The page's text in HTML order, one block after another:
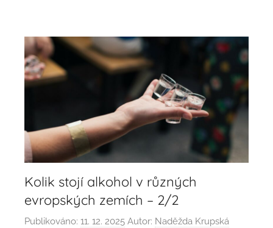
Kolik stojí alkohol v různých
evropských zemích – 2/2
Publikováno: 11. 12. 2025 Autor: Naděžda Krupská